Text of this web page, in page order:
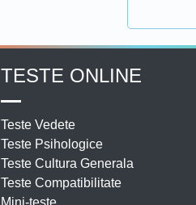
TESTE ONLINE
Teste Vedete
Teste Psihologice
Teste Cultura Generala
Teste Compatibilitate
Mini-teste